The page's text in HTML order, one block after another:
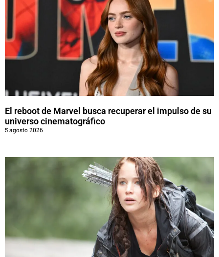
El reboot de Marvel busca recuperar el impulso de su
universo cinematográfico
5 agosto 2026